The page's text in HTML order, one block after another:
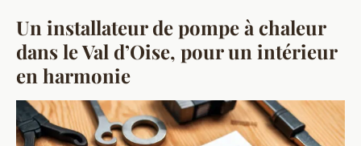
Un installateur de pompe à chaleur
dans le Val d’Oise, pour un intérieur
en harmonie